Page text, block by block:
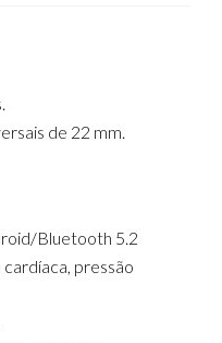
de 22 mm.
Bluetooth 5.2
pressão